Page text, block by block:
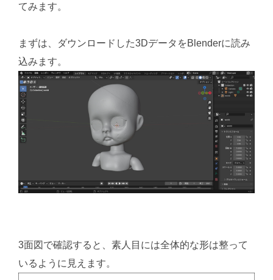
てみます。
まずは、ダウンロードした3DデータをBlenderに読み
込みます。
3面図で確認すると、素人目には全体的な形は整って
いるように見えます。